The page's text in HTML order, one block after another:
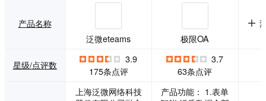
产品名称
泛微eteams
极限OA
星级/点评数
3.9
175条点评
3.7
63条点评
上海泛微网络科技
产品功能： 1.表单